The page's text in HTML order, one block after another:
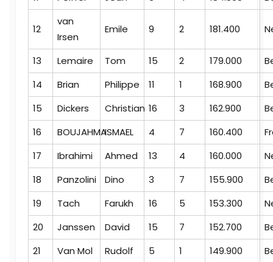
12
van
Irsen
Emile 9 2 181.400
13 Lemaire Tom 15 2 179.000
14
Brian Philippe 11 1 168.900
15
Dickers Christian 16 3 162.900
16
BOUJAHMAISMAEL 4 7 160.400
17
Ibrahimi Ahmed 13 4 160.000
18
Panzolini Dino 3 7 155.900
19
Tach Farukh 16 5 153.300
20
Janssen David 15 7 152.700
21
Van Mol Rudolf 5 1 149.900